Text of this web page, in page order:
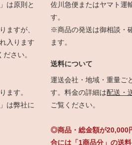
は原則と
ますが、
入ります
さい。
ます。
は弊社に
佐川急便またはヤマト運
す。
※商品の発送は御相談・
ます。
送料について
運送会社・地域・重量ご
す。料金の詳細は配送・
ご覧ください。
◎商品・総金額が20,000
合には「1商品分」の送